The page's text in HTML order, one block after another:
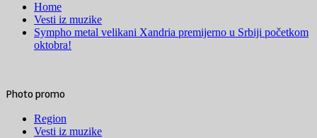
Home
Vesti iz muzike
Sympho metal velikani Xandria premijerno u Srbiji početkom
oktobra!
Photo promo
Region
Vesti iz muzike